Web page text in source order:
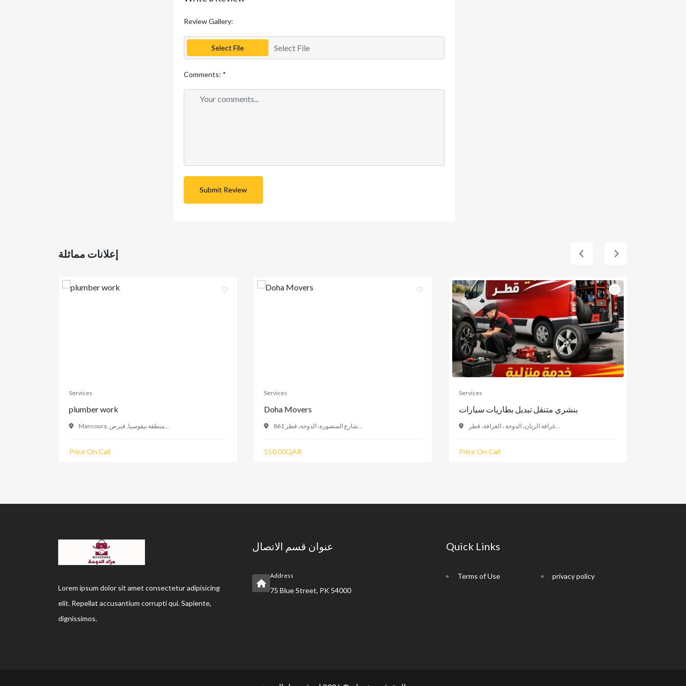
Review Gallery:
Select File Select File
Comments: *
Submit Review
إعلانات مماثلة
Services
plumber work
Mansoura, منطقة نيقوسيا, قبرص...
Price On Call
Services
Doha Movers
861 شارع المنصورة، الدوحة، قطر...
150.00QAR
Services
بنشري متنقل تبديل بطاريات سيارات
غرافة الريان، الدوحة ، الغرافة، قطر...
Price On Call
Lorem ipsum dolor sit amet consectetur adipisicing
elit. Repellat accusantium corrupti qui. Sapiente,
dignissimos.
عنوان قسم الاتصال
Address
75 Blue Street, PK 54000
Quick Links
Terms of Use privacy policy